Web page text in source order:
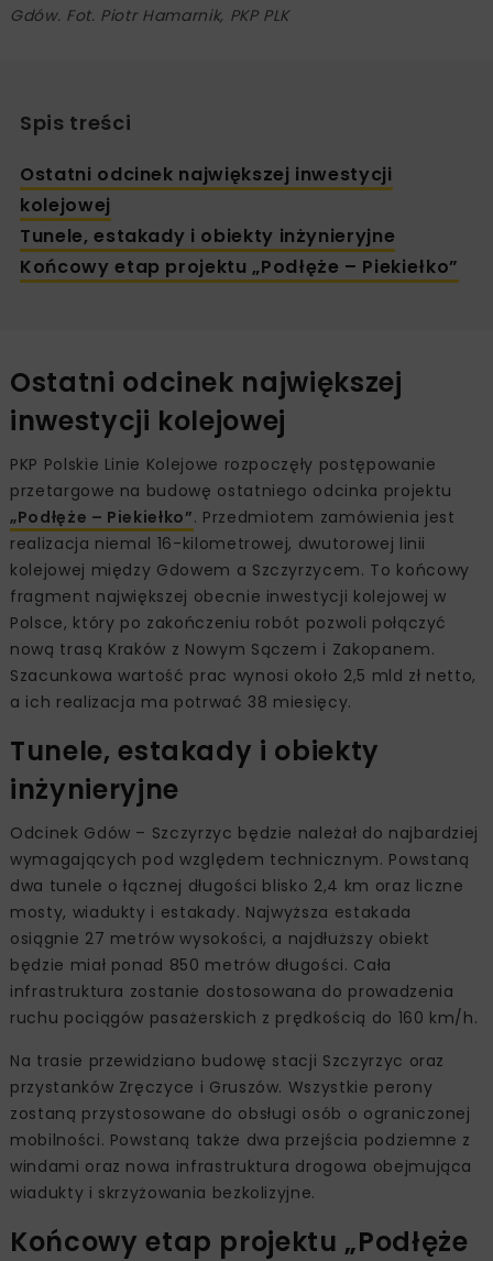
Gdów. Fot. Piotr Hamarnik, PKP PLK
Spis treści
Ostatni odcinek największej inwestycji
kolejowej
Tunele, estakady i obiekty inżynieryjne
Końcowy etap projektu „Podłęże – Piekiełko”
Ostatni odcinek największej
inwestycji kolejowej
PKP Polskie Linie Kolejowe rozpoczęły postępowanie
przetargowe na budowę ostatniego odcinka projektu
„Podłęże – Piekiełko”. Przedmiotem zamówienia jest
realizacja niemal 16-kilometrowej, dwutorowej linii
kolejowej między Gdowem a Szczyrzycem. To końcowy
fragment największej obecnie inwestycji kolejowej w
Polsce, który po zakończeniu robót pozwoli połączyć
nową trasą Kraków z Nowym Sączem i Zakopanem.
Szacunkowa wartość prac wynosi około 2,5 mld zł netto,
a ich realizacja ma potrwać 38 miesięcy.
Tunele, estakady i obiekty
inżynieryjne
Odcinek Gdów – Szczyrzyc będzie należał do najbardziej
wymagających pod względem technicznym. Powstaną
dwa tunele o łącznej długości blisko 2,4 km oraz liczne
mosty, wiadukty i estakady. Najwyższa estakada
osiągnie 27 metrów wysokości, a najdłuższy obiekt
będzie miał ponad 850 metrów długości. Cała
infrastruktura zostanie dostosowana do prowadzenia
ruchu pociągów pasażerskich z prędkością do 160 km/h.
Na trasie przewidziano budowę stacji Szczyrzyc oraz
przystanków Zręczyce i Gruszów. Wszystkie perony
zostaną przystosowane do obsługi osób o ograniczonej
mobilności. Powstaną także dwa przejścia podziemne z
windami oraz nowa infrastruktura drogowa obejmująca
wiadukty i skrzyżowania bezkolizyjne.
Końcowy etap projektu „Podłęże